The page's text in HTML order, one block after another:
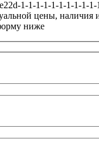
1-1-1-1-1-1-1-1-1-1-
цены, наличия
ниже